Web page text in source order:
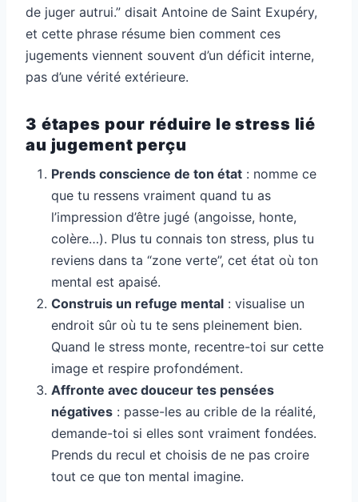
de juger autrui.” disait Antoine de Saint Exupéry,
et cette phrase résume bien comment ces
jugements viennent souvent d’un déficit interne,
pas d’une vérité extérieure.
3 étapes pour réduire le stress lié
au jugement perçu
Prends conscience de ton état : nomme ce
que tu ressens vraiment quand tu as
l’impression d’être jugé (angoisse, honte,
colère…). Plus tu connais ton stress, plus tu
reviens dans ta “zone verte”, cet état où ton
mental est apaisé.
Construis un refuge mental : visualise un
endroit sûr où tu te sens pleinement bien.
Quand le stress monte, recentre-toi sur cette
image et respire profondément.
Affronte avec douceur tes pensées
négatives : passe-les au crible de la réalité,
demande-toi si elles sont vraiment fondées.
Prends du recul et choisis de ne pas croire
tout ce que ton mental imagine.